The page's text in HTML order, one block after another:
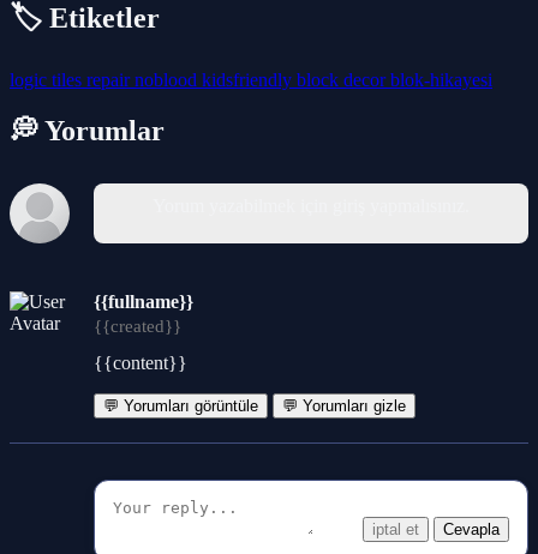
🏷️ Etiketler
logic tiles repairnoblood kidsfriendly block decorblok-hikayesi
💭 Yorumlar
{{fullname}}
{{created}}
{{content}}
💬 Yorumları görüntüle 💬 Yorumları gizle
iptal et Cevapla